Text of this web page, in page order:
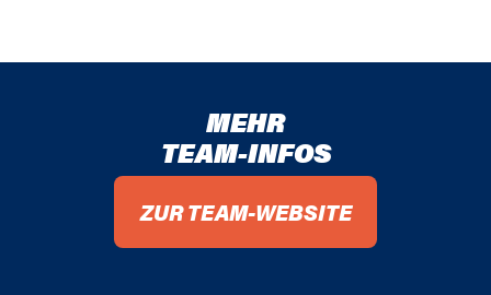
MEHR
TEAM-INFOS
ZUR TEAM-WEBSITE